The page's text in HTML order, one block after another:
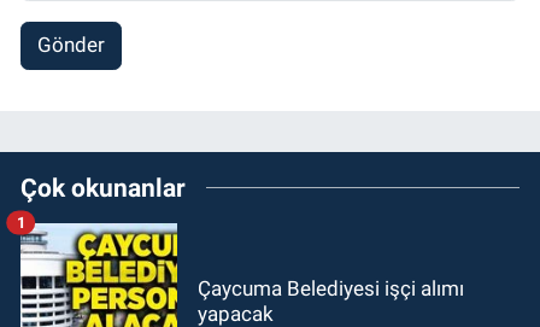
Gönder
Çok okunanlar
Çaycuma Belediyesi işçi alımı
yapacak
1